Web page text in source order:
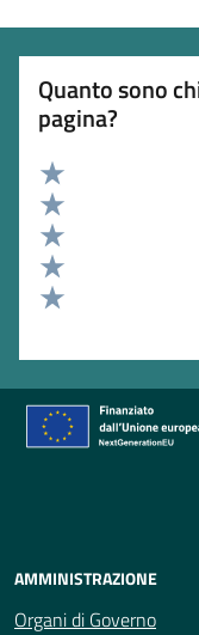
Quanto sono
pagina?
Valuta 5 stelle su 5
Valuta 4 stelle su 5
Valuta 3 stelle su 5
Valuta 2 stelle su 5
AMMINISTRAZIONE
Organi di Governo